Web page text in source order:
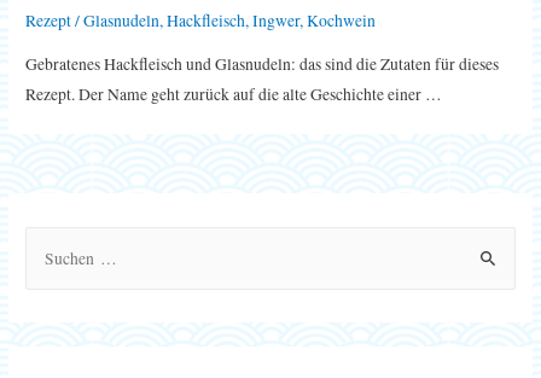
Rezept/Glasnudeln,Hackfleisch,Ingwer,Kochwein
Gebratenes Hackfleisch und Glasnudeln: das sind die Zutaten für dieses
Rezept. Der Name geht zurück auf die alte Geschichte einer …